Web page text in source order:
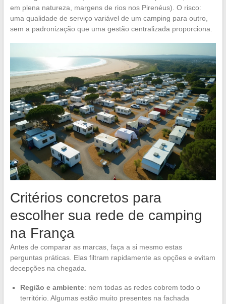
em plena natureza, margens de rios nos Pirenéus). O risco:
uma qualidade de serviço variável de um camping para outro,
sem a padronização que uma gestão centralizada proporciona.
Critérios concretos para
escolher sua rede de camping
na França
Antes de comparar as marcas, faça a si mesmo estas
perguntas práticas. Elas filtram rapidamente as opções e evitam
decepções na chegada.
Região e ambiente: nem todas as redes cobrem todo o
território. Algumas estão muito presentes na fachada